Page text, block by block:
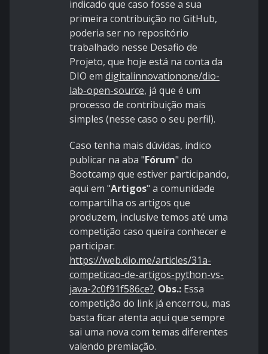
indicado que caso fosse a sua
primeira contribuição no GitHub,
poderia ser no repositório
trabalhado nesse Desafio de
Projeto, que hoje está na conta da
DIO em digitalinnovationone/dio-
lab-open-source, já que é um
processo de contribuição mais
simples (nesse caso o seu perfil).
Caso tenha mais dúvidas, indico
publicar na aba "Fórum" do
Bootcamp que estiver participando,
aqui em "Artigos" a comunidade
compartilha os artigos que
produzem, inclusive temos até uma
competição caso queira conhecer e
participar:
https://web.dio.me/articles/31a-
competicao-de-artigos-python-vs-
java-2c0f91f586ce?. Obs.: Essa
competição do link já encerrou, mas
basta ficar atenta aqui que sempre
sai uma nova com temas diferentes
valendo premiação.